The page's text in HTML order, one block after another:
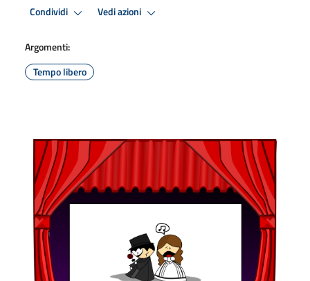
Condividi Vedi azioni
Argomenti:
Tempo libero